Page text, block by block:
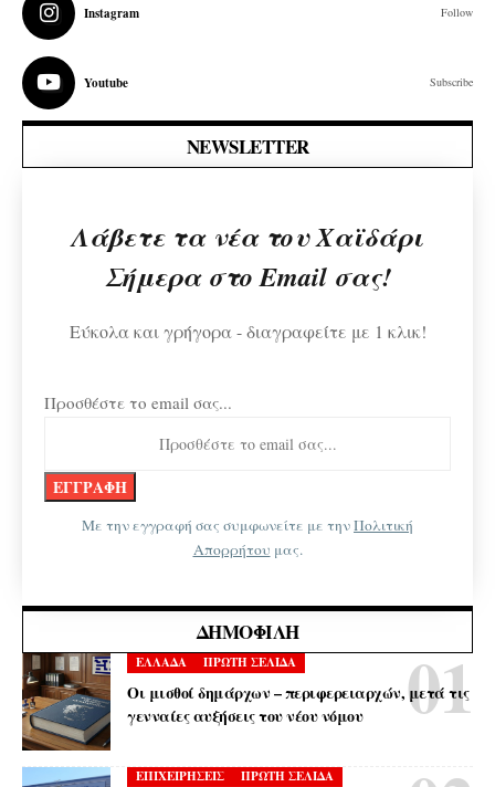
Instagram Follow
Youtube Subscribe
NEWSLETTER
Λάβετε τα νέα του Χαϊδάρι
Σήμερα στο Email σας!
Εύκολα και γρήγορα - διαγραφείτε με 1 κλικ!
Προσθέστε το email σας...
Με την εγγραφή σας συμφωνείτε με τηνΠολιτική
Απορρήτου μας.
ΔΗΜΟΦΙΛΉ
ΕΛΛΑΔΑ ΠΡΩΤΗ ΣΕΛΙΔΑ
Οι μισθοί δημάρχων – περιφερειαρχών, μετά τις
γενναίες αυξήσεις του νέου νόμου
ΕΠΙΧΕΙΡΗΣΕΙΣ ΠΡΩΤΗ ΣΕΛΙΔΑ